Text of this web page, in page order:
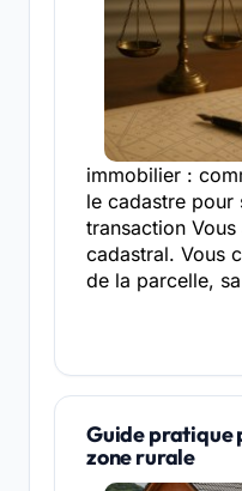
immobilier :
le cadastre pour
transaction
cadastral. Vous
de la parcelle,
Guide pratique
zone rurale